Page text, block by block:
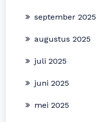
september 2025
augustus 2025
juli 2025
juni 2025
mei 2025